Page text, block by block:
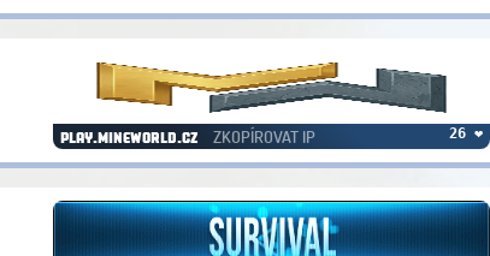
play.mineworld.cz ZKOPÍROVAT IP 26 ❤